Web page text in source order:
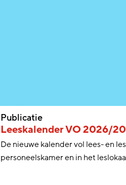
Publicatie
Leeskalender VO 2026/
De nieuwe kalender vol lees- en
personeelskamer en in het